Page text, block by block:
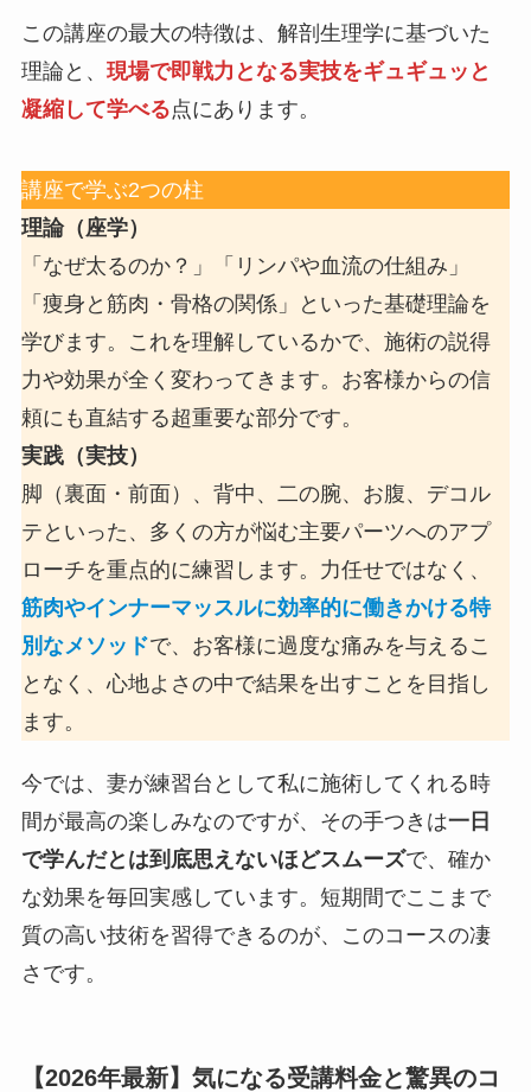
この講座の最大の特徴は、解剖生理学に基づいた
理論と、 現場で即戦力となる実技をギュギュッと
凝縮して学べる点にあります。
講座で学ぶ2つの柱
理論（座学）
「なぜ太るのか？」「リンパや血流の仕組み」
「痩身と筋肉・骨格の関係」といった基礎理論を
学びます。これを理解しているかで、施術の説得
力や効果が全く変わってきます。お客様からの信
頼にも直結する超重要な部分です。
実践（実技）
脚（裏面・前面）、背中、二の腕、お腹、デコル
テといった、多くの方が悩む主要パーツへのアプ
ローチを重点的に練習します。力任せではなく、
筋肉やインナーマッスルに効率的に働きかける特
別なメソッドで、お客様に過度な痛みを与えるこ
となく、心地よさの中で結果を出すことを目指し
ます。
今では、妻が練習台として私に施術してくれる時
間が最高の楽しみなのですが、その手つきは一日
で学んだとは到底思えないほどスムーズで、確か
な効果を毎回実感しています。短期間でここまで
質の高い技術を習得できるのが、このコースの凄
さです。
【2026年最新】気になる受講料金と驚異のコ